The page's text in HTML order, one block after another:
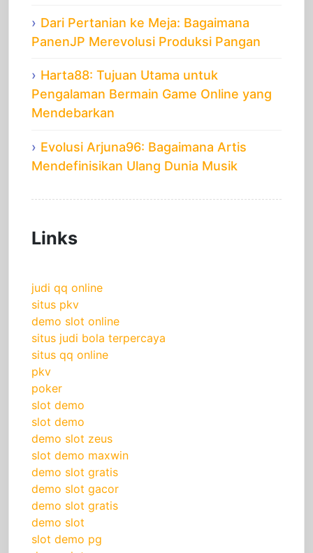
Dari Pertanian ke Meja: Bagaimana
PanenJP Merevolusi Produksi Pangan
Harta88: Tujuan Utama untuk
Pengalaman Bermain Game Online yang
Mendebarkan
Evolusi Arjuna96: Bagaimana Artis
Mendefinisikan Ulang Dunia Musik
Links
judi qq online
situs pkv
demo slot online
situs judi bola terpercaya
situs qq online
pkv
poker
slot demo
slot demo
demo slot zeus
slot demo maxwin
demo slot gratis
demo slot gacor
demo slot gratis
demo slot
slot demo pg